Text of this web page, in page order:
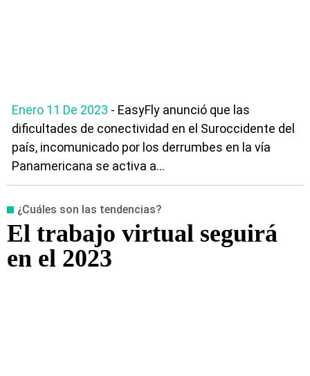
Enero 11 De 2023 - EasyFly anunció que las
dificultades de conectividad en el Suroccidente del
país, incomunicado por los derrumbes en la vía
Panamericana se activa a...
¿Cuáles son las tendencias?
El trabajo virtual seguirá
en el 2023